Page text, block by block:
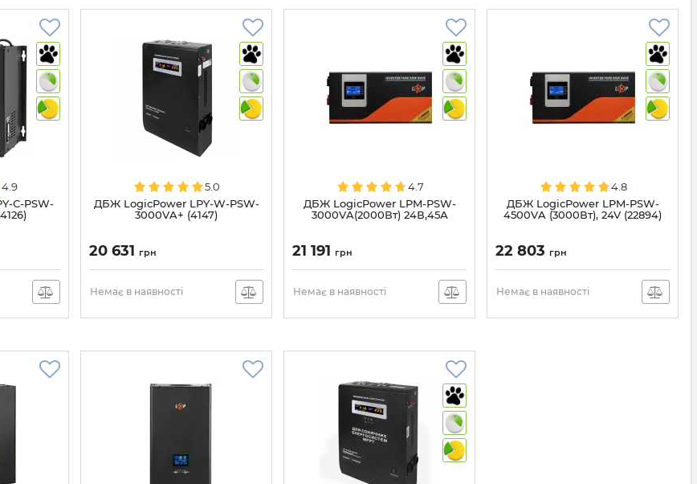
4.9
С-PSW-
5.0
ДБЖ LogicPower LPY-W-PSW-
3000VA+ (4147)
20 631 грн
Немає в наявності
4.7
ДБЖ LogicPower LPM-PSW-
3000VA(2000Вт) 24В,45А
21 191 грн
Немає в наявності
4.8
ДБЖ LogicPower LPM-PSW-
4500VA (3000Вт), 24V (22894)
22 803 грн
Немає в наявності